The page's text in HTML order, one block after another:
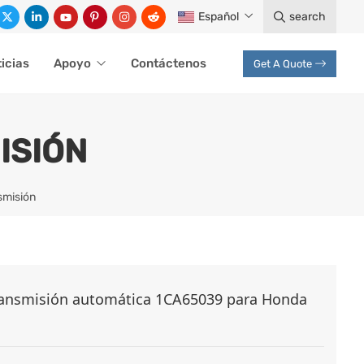
Español search
Apoyo Contáctenos Get A Quote
automática 1CA65039 para Honda